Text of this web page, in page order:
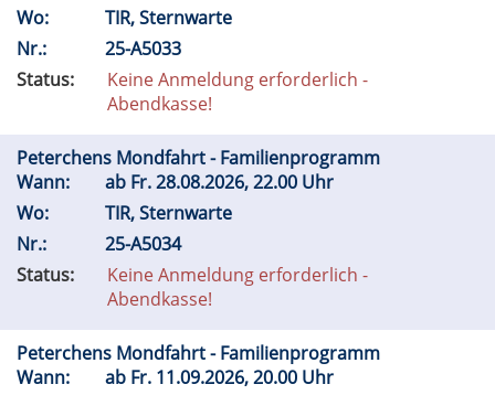
Wo:
TIR, Sternwarte
Nr.:
25-A5033
Status:
Keine Anmeldung erforderlich -
Abendkasse!
Peterchens Mondfahrt - Familienprogramm
Wann:
ab Fr.28.08.2026, 22.00 Uhr
Wo:
TIR, Sternwarte
Nr.:
25-A5034
Status:
Keine Anmeldung erforderlich -
Abendkasse!
Peterchens Mondfahrt - Familienprogramm
Wann:
ab Fr. 11.09.2026, 20.00 Uhr